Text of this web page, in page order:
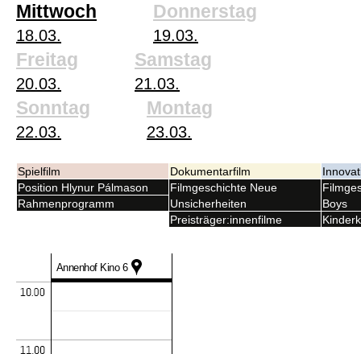
Mittwoch
18.03.
Donnerstag
19.03.
Freitag
20.03.
Samstag
21.03.
Sonntag
22.03.
Montag
23.03.
Spielfilm
Position Hlynur Pálmason
Rahmenprogramm
Dokumentarfilm
Filmgeschichte Neue
Unsicherheiten
Preisträger:innenfilme
Boys
Annenhof Kino 6